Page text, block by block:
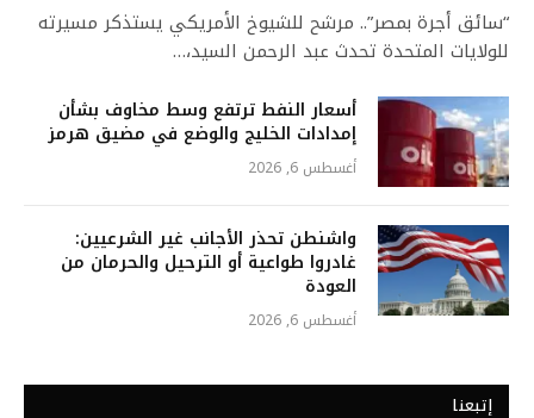
“سائق أجرة بمصر”.. مرشح للشيوخ الأمريكي يستذكر مسيرته
للولايات المتحدة تحدث عبد الرحمن السيد،…
أسعار النفط ترتفع وسط مخاوف بشأن
إمدادات الخليج والوضع في مضيق هرمز
أغسطس 6, 2026
واشنطن تحذر الأجانب غير الشرعيين:
غادروا طواعية أو الترحيل والحرمان من
العودة
أغسطس 6, 2026
إتبعنا